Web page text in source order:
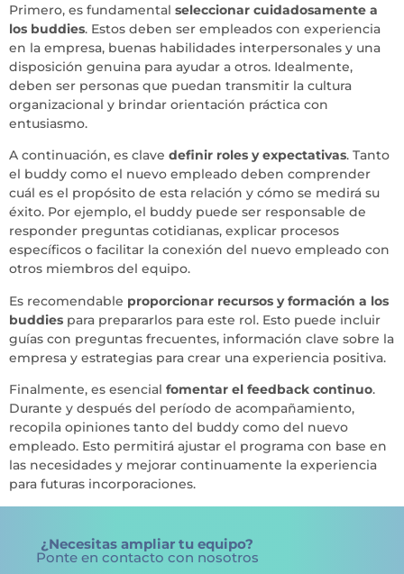
Primero, es fundamental seleccionar cuidadosamente a
los buddies. Estos deben ser empleados con experiencia
en la empresa, buenas habilidades interpersonales y una
disposición genuina para ayudar a otros. Idealmente,
deben ser personas que puedan transmitir la cultura
organizacional y brindar orientación práctica con
entusiasmo.
A continuación, es clave definir roles y expectativas. Tanto
el buddy como el nuevo empleado deben comprender
cuál es el propósito de esta relación y cómo se medirá su
éxito. Por ejemplo, el buddy puede ser responsable de
responder preguntas cotidianas, explicar procesos
específicos o facilitar la conexión del nuevo empleado con
otros miembros del equipo.
Es recomendable proporcionar recursos y formación a los
buddies para prepararlos para este rol. Esto puede incluir
guías con preguntas frecuentes, información clave sobre la
empresa y estrategias para crear una experiencia positiva.
Finalmente, es esencial fomentar el feedback continuo.
Durante y después del período de acompañamiento,
recopila opiniones tanto del buddy como del nuevo
empleado. Esto permitirá ajustar el programa con base en
las necesidades y mejorar continuamente la experiencia
para futuras incorporaciones.
¿Necesitas ampliar tu equipo?
Ponte en contacto con nosotros